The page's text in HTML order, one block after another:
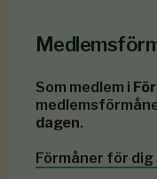
Som medlem i
dagen.
Förmåner för dig